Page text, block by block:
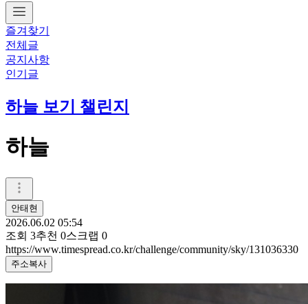
즐겨찾기
전체글
공지사항
인기글
하늘 보기 챌린지
하늘
안태현
2026.06.02 05:54
조회 3추천 0스크랩 0
https://www.timespread.co.kr/challenge/community/sky/131036330
주소복사